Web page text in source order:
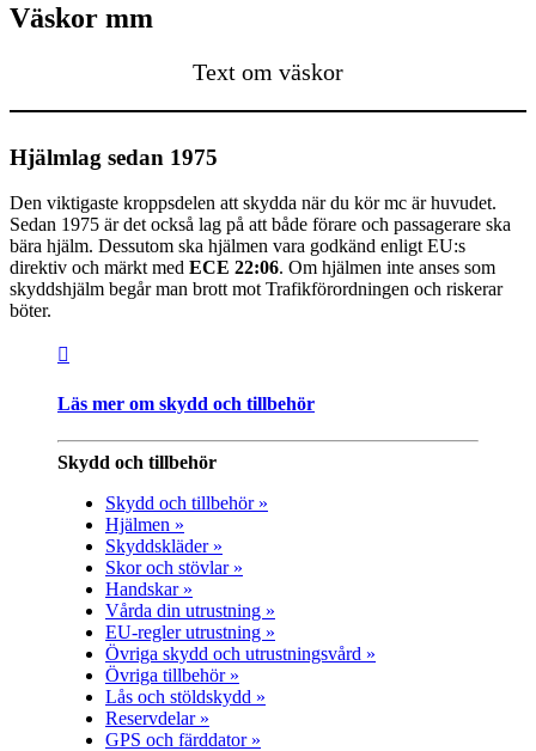
Väskor mm
Text om väskor
Hjälmlag sedan 1975
Den viktigaste kroppsdelen att skydda när du kör mc är huvudet.
Sedan 1975 är det också lag på att både förare och passagerare ska
bära hjälm. Dessutom ska hjälmen vara godkänd enligt EU:s
direktiv och märkt med ECE 22:06. Om hjälmen inte anses som
skyddshjälm begår man brott mot Trafikförordningen och riskerar
böter.
Läs mer om skydd och tillbehör
Skydd och tillbehör
Skydd och tillbehör »
Hjälmen »
Skyddskläder »
Skor och stövlar »
Handskar »
Vårda din utrustning »
EU-regler utrustning »
Övriga skydd och utrustningsvård »
Övriga tillbehör »
Lås och stöldskydd »
Reservdelar »
GPS och färddator »